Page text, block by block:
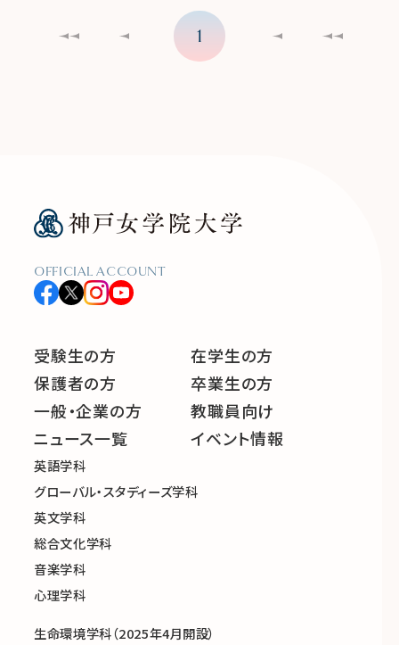
1
OFFICIAL ACCOUNT
受験生の方
在学生の方
保護者の方
卒業生の方
一般・企業の方
教職員向け
ニュース一覧
イベント情報
英語学科
グローバル・スタディーズ学科
英文学科
総合文化学科
音楽学科
心理学科
生命環境学科（2025年4月開設）